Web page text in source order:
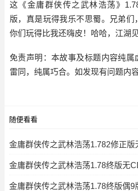
这《金庸群侠传之武林浩荡》
版，真是玩得我乐不思蜀。兄弟们
你们玩得比我还嗨皮！哈哈，江湖见
免责声明：本故事及标题内容纯属
雷同，纯属巧合。如发现有问题内容
随便看看
金庸群侠传之武林浩荡1.782修正版
金庸群侠传之武林浩荡1.78终版无
金庸群侠传之武林浩荡1.78终版偶9